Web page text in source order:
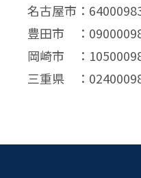
名古屋市：
豊田市 ：
岡崎市 ：
三重県 ：